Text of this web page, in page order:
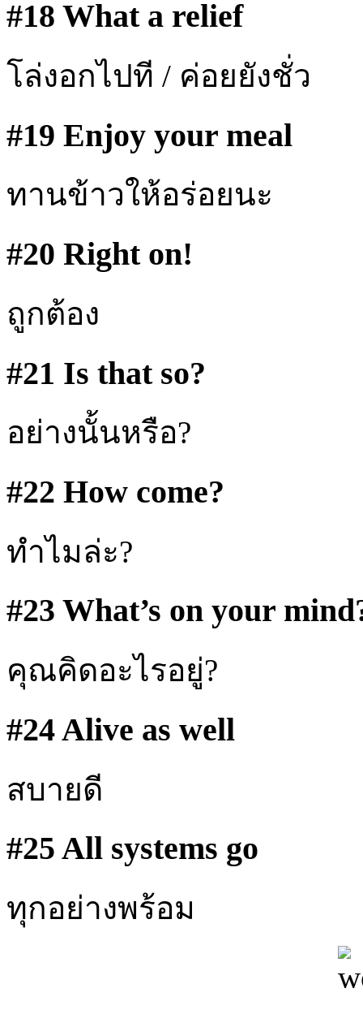
#18 What a relief
โล่งอกไปที / ค่อยยังชั่ว
#19 Enjoy your meal
ทานข้าวให้อร่อยนะ
#20 Right on!
ถูกต้อง
#21 Is that so?
อย่างนั้นหรือ?
#22 How come?
ทำไมล่ะ?
#23 What’s on your
คุณคิดอะไรอยู่?
#24 Alive as well
สบายดี
#25 All systems go
ทุกอย่างพร้อม